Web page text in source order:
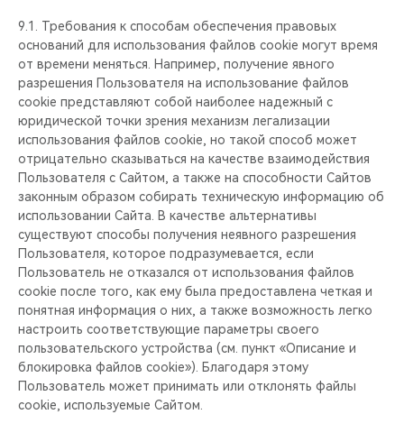
9.1. Требования к способам обеспечения правовых
оснований для использования файлов cookie могут время
от времени меняться. Например, получение явного
разрешения Пользователя на использование файлов
cookie представляют собой наиболее надежный с
юридической точки зрения механизм легализации
использования файлов cookie, но такой способ может
отрицательно сказываться на качестве взаимодействия
Пользователя с Сайтом, а также на способности Сайтов
законным образом собирать техническую информацию об
использовании Сайта. В качестве альтернативы
существуют способы получения неявного разрешения
Пользователя, которое подразумевается, если
Пользователь не отказался от использования файлов
cookie после того, как ему была предоставлена четкая и
понятная информация о них, а также возможность легко
настроить соответствующие параметры своего
пользовательского устройства (см. пункт «Описание и
блокировка файлов cookie»). Благодаря этому
Пользователь может принимать или отклонять файлы
cookie, используемые Сайтом.